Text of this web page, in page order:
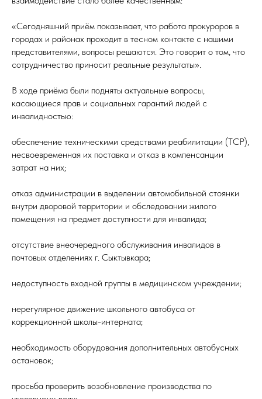
«Сегодняшний приём показывает, что работа прокуроров в
городах и районах проходит в тесном контакте с нашими
представителями, вопросы решаются. Это говорит о том, что
сотрудничество приносит реальные результаты».
В ходе приёма были подняты актуальные вопросы,
касающиеся прав и социальных гарантий людей с
инвалидностью:
обеспечение техническими средствами реабилитации (ТСР),
несвоевременная их поставка и отказ в компенсанции
затрат на них;
отказ администрации в выделении автомобильной стоянки
внутри дворовой территории и обследовании жилого
помещения на предмет доступности для инвалида;
отсутствие внеочередного обслуживания инвалидов в
почтовых отделениях г. Сыктывкара;
недоступность входной группы в медицинском учреждении;
нерегулярное движение школьного автобуса от
коррекционной школы-интерната;
необходимость оборудования дополнительных автобусных
остановок;
просьба проверить возобновление производства по